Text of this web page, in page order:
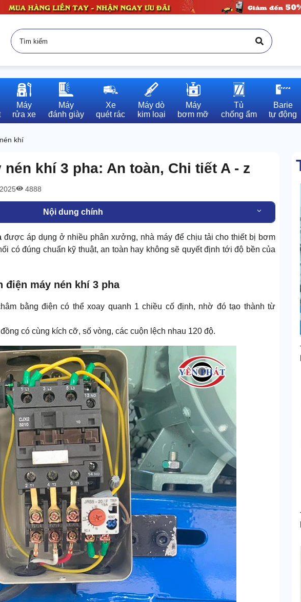
Máy
rửa xe
Máy
đánh giày
Xe
quét rác
Máy dò
kim loại
Máy
bơm mỡ
Tủ
chống ẩm
Barie
tự động
khí
khí 3 pha: An toàn, Chi tiết A - z
4888
Nội dung chính
được áp dụng ở nhiều phân xưởng, nhà máy để chịu tải cho thiết bị bơm
có đúng chuẩn kỹ thuật, an toàn hay không sẽ quyết định tới độ bền của
điện máy nén khí 3 pha
bằng điện có thể xoay quanh 1 chiều cố định, nhờ đó tạo thành từ
có cùng kích cỡ, số vòng, các cuộn lệch nhau 120 độ.